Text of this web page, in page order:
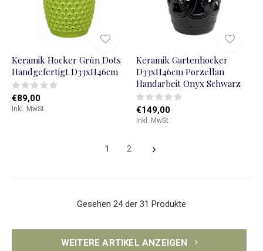
Keramik Hocker Grün Dots
Handgefertigt D33xH46cm
€89,00
Inkl. MwSt.
Keramik Gartenhocker
D33xH46cm Porzellan
Handarbeit Onyx Schwarz
€149,00
Inkl. MwSt.
1 2
Gesehen 24 der 31 Produkte
WEITERE ARTIKEL ANZEIGEN